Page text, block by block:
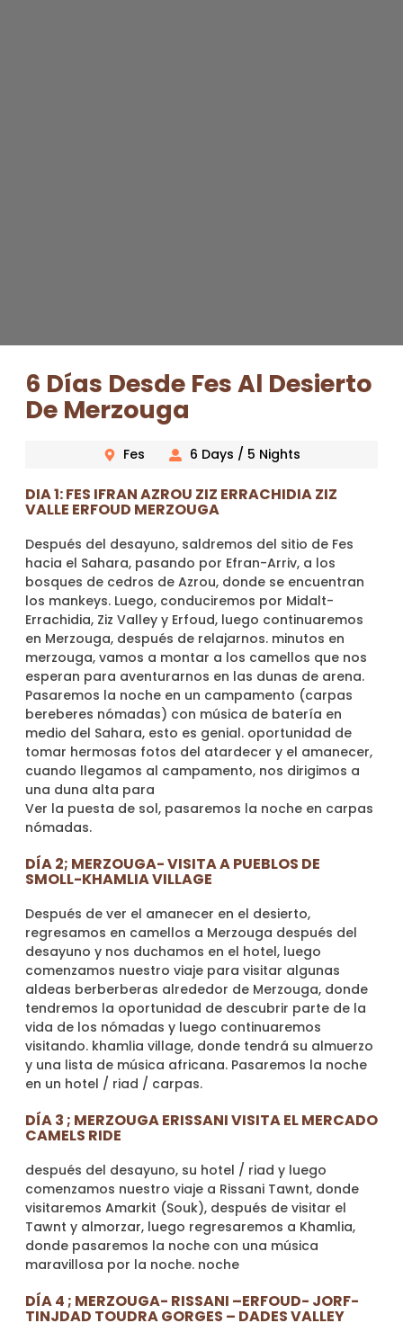
6 Días Desde Fes Al Desierto
De Merzouga
Fes 6 Days / 5 Nights
DIA 1: FES IFRAN AZROU ZIZ ERRACHIDIA ZIZ
VALLE ERFOUD MERZOUGA
Después del desayuno, saldremos del sitio de Fes
hacia el Sahara, pasando por Efran-Arriv, a los
bosques de cedros de Azrou, donde se encuentran
los mankeys. Luego, conduciremos por Midalt-
Errachidia, Ziz Valley y Erfoud, luego continuaremos
en Merzouga, después de relajarnos. minutos en
merzouga, vamos a montar a los camellos que nos
esperan para aventurarnos en las dunas de arena.
Pasaremos la noche en un campamento (carpas
bereberes nómadas) con música de batería en
medio del Sahara, esto es genial. oportunidad de
tomar hermosas fotos del atardecer y el amanecer,
cuando llegamos al campamento, nos dirigimos a
una duna alta para
Ver la puesta de sol, pasaremos la noche en carpas
nómadas.
DÍA 2; MERZOUGA- VISITA A PUEBLOS DE
SMOLL-KHAMLIA VILLAGE
Después de ver el amanecer en el desierto,
regresamos en camellos a Merzouga después del
desayuno y nos duchamos en el hotel, luego
comenzamos nuestro viaje para visitar algunas
aldeas berberberas alrededor de Merzouga, donde
tendremos la oportunidad de descubrir parte de la
vida de los nómadas y luego continuaremos
visitando. khamlia village, donde tendrá su almuerzo
y una lista de música africana. Pasaremos la noche
en un hotel / riad / carpas.
DÍA 3 ; MERZOUGA ERISSANI VISITA EL MERCADO
CAMELS RIDE
después del desayuno, su hotel / riad y luego
comenzamos nuestro viaje a Rissani Tawnt, donde
visitaremos Amarkit (Souk), después de visitar el
Tawnt y almorzar, luego regresaremos a Khamlia,
donde pasaremos la noche con una música
maravillosa por la noche. noche
DÍA 4 ; MERZOUGA- RISSANI –ERFOUD- JORF-
TINJDAD TOUDRA GORGES – DADES VALLEY